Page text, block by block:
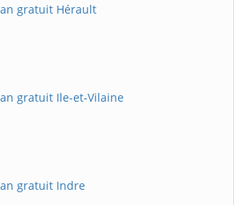
gratuit Hérault
gratuit Ile-et-Vilaine
gratuit Indre